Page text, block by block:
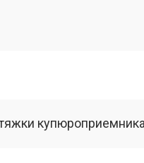
купюроприемника